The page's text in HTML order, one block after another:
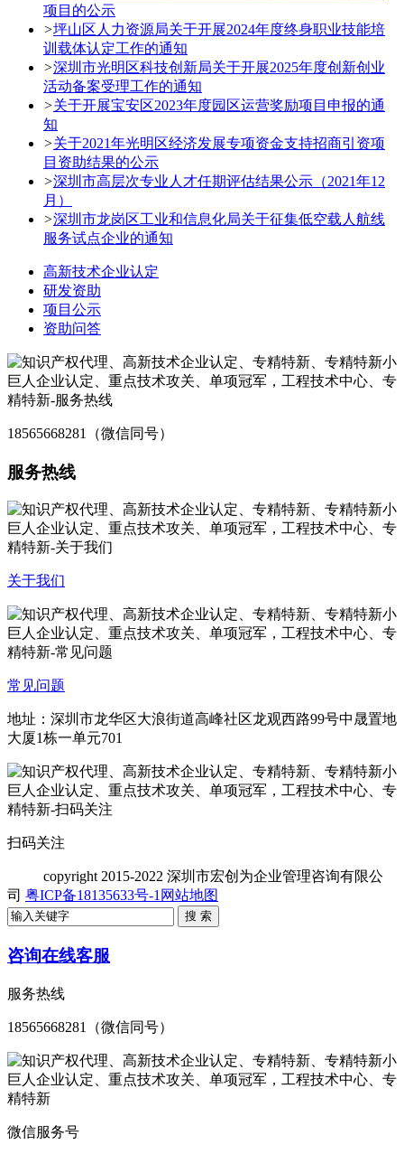
项目的公示
>坪山区人力资源局关于开展2024年度终身职业技能培
训载体认定工作的通知
>深圳市光明区科技创新局关于开展2025年度创新创业
活动备案受理工作的通知
>关于开展宝安区2023年度园区运营奖励项目申报的通
知
>关于2021年光明区经济发展专项资金支持招商引资项
目资助结果的公示
>深圳市高层次专业人才任期评估结果公示（2021年12
月）
>深圳市龙岗区工业和信息化局关于征集低空载人航线
服务试点企业的通知
高新技术企业认定
研发资助
项目公示
资助问答
18565668281（微信同号）
服务热线
关于我们
常见问题
地址：深圳市龙华区大浪街道高峰社区龙观西路99号中晟置地
大厦1栋一单元701
扫码关注
copyright 2015-2022 深圳市宏创为企业管理咨询有限公
司 粤ICP备18135633号-1 网站地图
咨询在线客服
服务热线
18565668281（微信同号）
微信服务号